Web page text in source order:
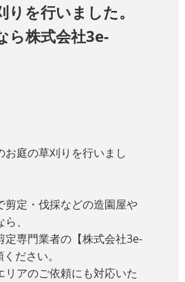
りを行いました。
ら株式会社3e-
お庭の草刈りを行いまし
剪定・伐採などの造園屋や
、
定専門業者の【株式会社3e-
ださい。
リアのご依頼にも対応いた